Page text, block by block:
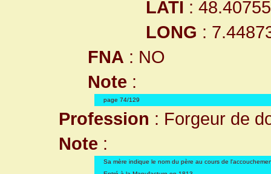
LATI :
LONG :
FNA : NO
Note :
page 74/129
Profession : Forgeur de
Note :
Sa mère indique le nom du père au cours de